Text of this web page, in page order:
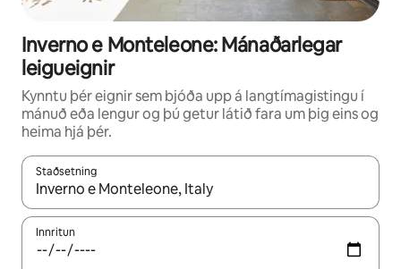
Inverno e Monteleone: Mánaðarlegar
leigueignir
Kynntu þér eignir sem bjóða upp á langtímagistingu í
mánuð eða lengur og þú getur látið fara um þig eins og
heima hjá þér.
Staðsetning
Þegar niðurstöður liggja fyrir skaltu nota upp og niður
Innritun